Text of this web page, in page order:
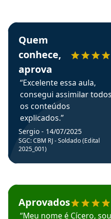
em depoimento
em depoimento
Estudante Sergio recomenda o
Quem
conhece,
aprova
“Excelente essa aula,
consegui assimilar todos
os conteúdos
explicados.”
Sergio - 14/07/2025
SGC: CBM RJ - Soldado (Edital
2025_001)
Estudante Cicero recomenda o
Aprovados
“Meu nome é Cícero, sou